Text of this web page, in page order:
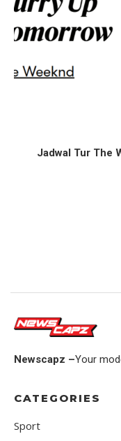
Jadwal Tur The
Newscapz –Your
CATEGORIES
Sport